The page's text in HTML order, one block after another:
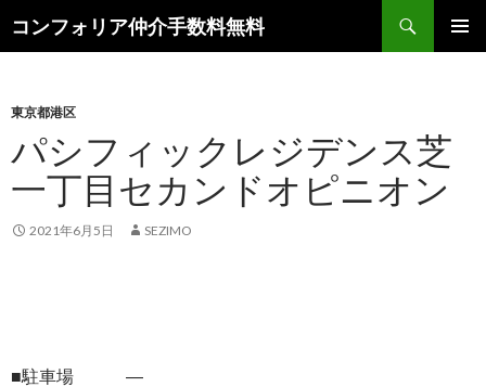
コンフォリア仲介手数料無料
索
ン
へ
ッ
東京都港区
パシフィックレジデンス芝
一丁目セカンドオピニオン
2021年6月5日 SEZIMO
■駐車場 ―